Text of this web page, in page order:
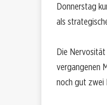
Donnerstag
als
Die
vergangenen
noch gut zwei